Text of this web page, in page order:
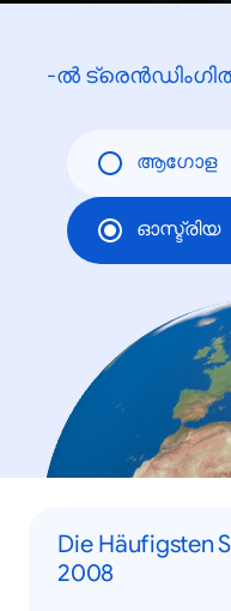
-ൽ
ആഗോള
ഓസ്ട്രിയ
Die Häufigsten
2008